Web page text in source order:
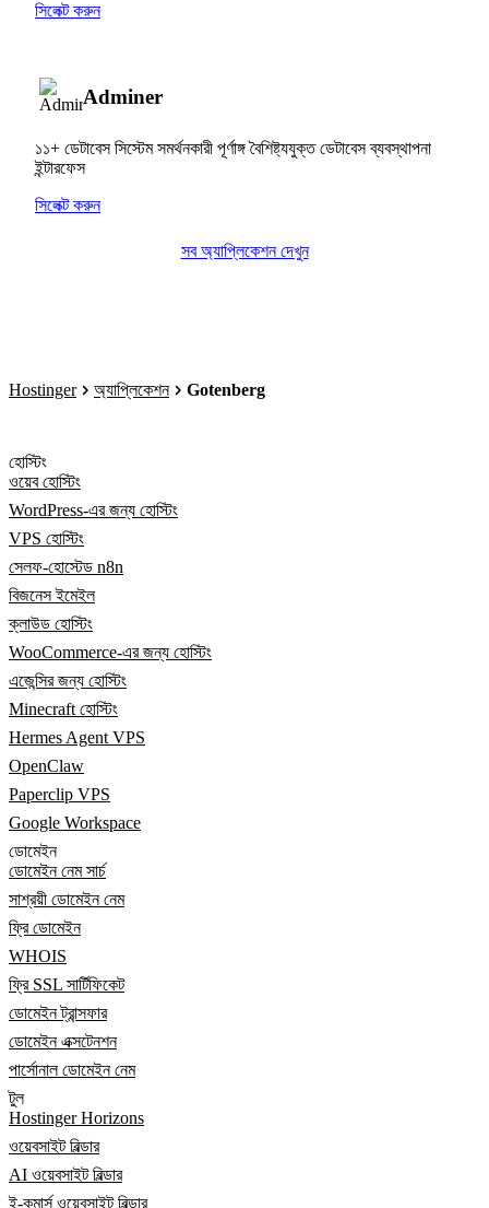
সিলেক্ট করুন
Adminer
১১+ ডেটাবেস সিস্টেম সমর্থনকারী পূর্ণাঙ্গ বৈশিষ্ট্যযুক্ত ডেটাবেস ব্যবস্থাপনা
ইন্টারফেস
সিলেক্ট করুন
সব অ্যাপ্লিকেশন দেখুন
Hostinger অ্যাপ্লিকেশন Gotenberg
হোস্টিং
ওয়েব হোস্টিং
WordPress-এর জন্য হোস্টিং
VPS হোস্টিং
সেলফ-হোস্টেড n8n
বিজনেস ইমেইল
ক্লাউড হোস্টিং
WooCommerce-এর জন্য হোস্টিং
এজেন্সির জন্য হোস্টিং
Minecraft হোস্টিং
Hermes Agent VPS
OpenClaw
Paperclip VPS
Google Workspace
ডোমেইন
ডোমেইন নেম সার্চ
সাশ্রয়ী ডোমেইন নেম
ফ্রি ডোমেইন
WHOIS
ফ্রি SSL সার্টিফিকেট
ডোমেইন ট্রান্সফার
ডোমেইন এক্সটেনশন
পার্সোনাল ডোমেইন নেম
টুল
Hostinger Horizons
ওয়েবসাইট বিল্ডার
AI ওয়েবসাইট বিল্ডার
ই-কমার্স ওয়েবসাইট বিল্ডার